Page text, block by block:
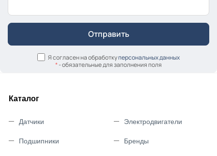
Я согласен на обработкуперсональных данных
*- обязательные для заполнения поля
Каталог
Датчики
Подшипники
Электродвигатели
Бренды